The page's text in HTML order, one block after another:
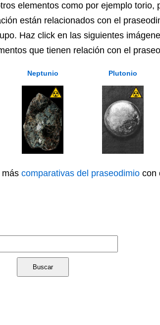
elementos como por ejemplo torio,
están relacionados con el
Haz click en las siguientes
que tienen relación con el
Neptunio Plutonio
más comparativas del praseodimio con